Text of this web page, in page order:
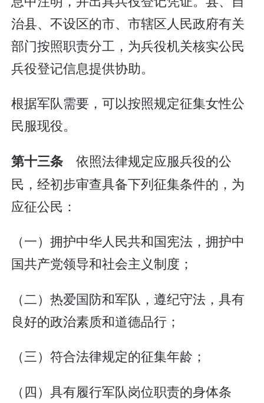
治县、不设区的市、市辖区人民政府有关
部门按照职责分工，为兵役机关核实公民
兵役登记信息提供协助。
根据军队需要，可以按照规定征集女性公
民服现役。
第十三条 依照法律规定应服兵役的公
民，经初步审查具备下列征集条件的，为
应征公民：
（一）拥护中华人民共和国宪法，拥护中
国共产党领导和社会主义制度；
（二）热爱国防和军队，遵纪守法，具有
良好的政治素质和道德品行；
（三）符合法律规定的征集年龄；
（四）具有履行军队岗位职责的身体条